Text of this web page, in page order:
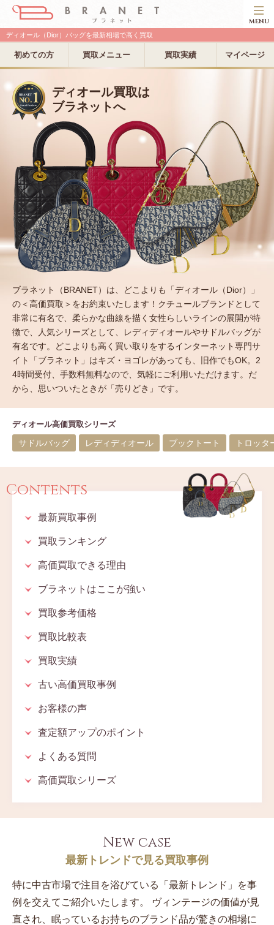
MENU
初めての方 買取メニュー 買取実績 マイページ
ディオール（Dior）バッグを最新相場で高く買取
ディオール買取は
ブラネットへ
ブラネット（BRANET）は、どこよりも「ディオール（Dior）」
の＜高価買取＞をお約束いたします！クチュールブランドとして
非常に有名で、柔らかな曲線を描く女性らしいラインの展開が特
徴で、人気シリーズとして、レディディオールやサドルバッグが
有名です。どこよりも高く買い取りをするインターネット専門サ
イト「ブラネット」はキズ・ヨゴレがあっても、旧作でもOK。2
4時間受付、手数料無料なので、気軽にご利用いただけます。だ
から、思いついたときが「売りどき」です。
ディオール高価買取シリーズ
サドルバッグ レディディオール ブックトート トロッタ
Contents
最新買取事例
買取ランキング
高価買取できる理由
ブラネットはここが強い
買取参考価格
買取比較表
買取実績
古い高価買取事例
お客様の声
査定額アップのポイント
よくある質問
高価買取シリーズ
New case
最新トレンドで見る買取事例
特に中古市場で注目を浴びている「最新トレンド」を事
例を交えてご紹介いたします。
ヴィンテージの価値が見
直され、眠っているお持ちのブランド品が驚きの相場に